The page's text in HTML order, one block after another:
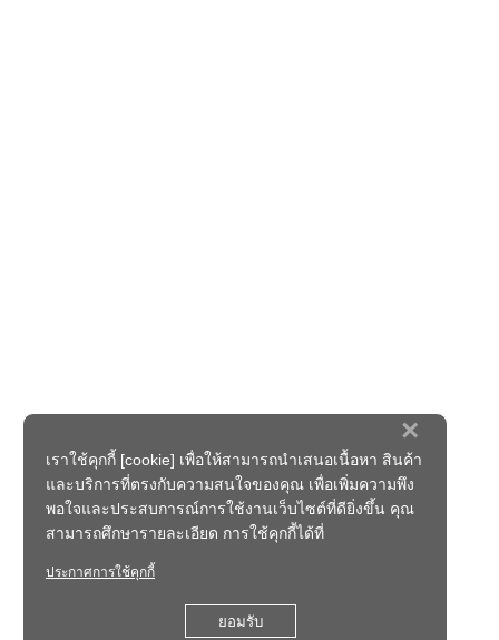
×
เราใช้คุกกี้ [cookie] เพื่อให้สามารถนำเสนอเนื้อหา สินค้า
และบริการที่ตรงกับความสนใจของคุณ เพื่อเพิ่มความพึง
พอใจและประสบการณ์การใช้งานเว็บไซต์ที่ดียิ่งขึ้น คุณ
สามารถศึกษารายละเอียด การใช้คุกกี้ได้ที่
ประกาศการใช้คุกกี้
ยอมรับ